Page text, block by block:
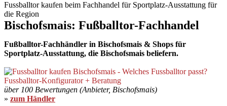
Fussballtor kaufen beim Fachhandel für Sportplatz-Ausstattung für
die Region
Bischofsmais: Fußballtor-Fachhandel
Fußballtor-Fachhändler in Bischofsmais & Shops für
Sportplatz-Ausstattung, die Bischofsmais beliefern.
über 100 Bewertungen (Anbieter, Bischofsmais)
» zum Händler